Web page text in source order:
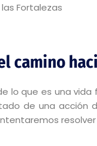
Fortalezas
camino
lo que es una
de una acción